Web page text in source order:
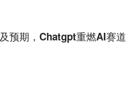
预期，Chatgpt重燃AI赛道